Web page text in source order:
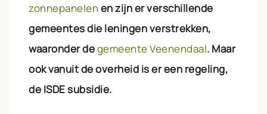
zonnepanelen en zijn er verschillende
gemeentes die leningen verstrekken,
waaronder degemeente Veenendaal. Maar
ook vanuit de overheid is er een regeling,
de ISDE subsidie.